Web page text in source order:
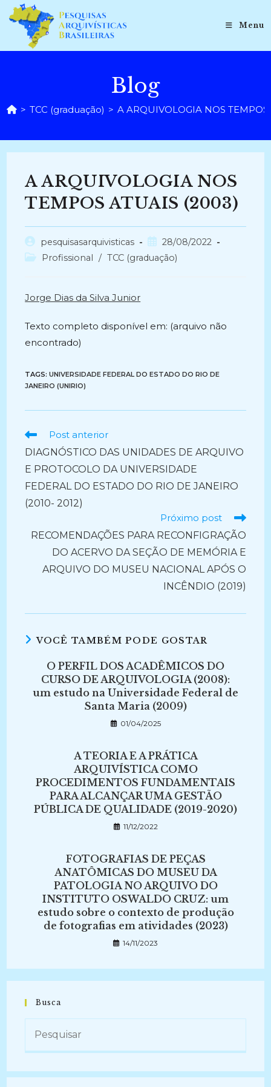
para
conteúdo
Menu
Blog
> TCC (graduação) > A ARQUIVOLOGIA NOS
A ARQUIVOLOGIA NOS
TEMPOS ATUAIS (2003)
Autor
do
pesquisasarquivisticas
Post
publicado:
28/08/2022
Categoria
Profissional / TCC (graduação)
Jorge Dias da Silva Junior
Texto completo disponível em: (arquivo não
encontrado)
TAGS:UNIVERSIDADE FEDERAL DO ESTADO DO RIO DE
JANEIRO (UNIRIO)
Ler
artigos
Post anterior
DIAGNÓSTICO DAS UNIDADES DE ARQUIVO
E PROTOCOLO DA UNIVERSIDADE
FEDERAL DO ESTADO DO RIO DE JANEIRO
(2010- 2012)
Próximo post
RECOMENDAÇÕES PARA RECONFIGRAÇÃO
DO ACERVO DA SEÇÃO DE MEMÓRIA E
ARQUIVO DO MUSEU NACIONAL APÓS O
INCÊNDIO (2019)
VOCÊ TAMBÉM PODE GOSTAR
O PERFIL DOS ACADÊMICOS DO
CURSO DE ARQUIVOLOGIA (2008):
um estudo na Universidade Federal de
Santa Maria (2009)
01/04/2025
A TEORIA E A PRÁTICA
ARQUIVÍSTICA COMO
PROCEDIMENTOS FUNDAMENTAIS
PARA ALCANÇAR UMA GESTÃO
PÚBLICA DE QUALIDADE (2019-2020)
11/12/2022
FOTOGRAFIAS DE PEÇAS
ANATÔMICAS DO MUSEU DA
PATOLOGIA NO ARQUIVO DO
INSTITUTO OSWALDO CRUZ: um
estudo sobre o contexto de produção
de fotografias em atividades (2023)
14/11/2023
Busca